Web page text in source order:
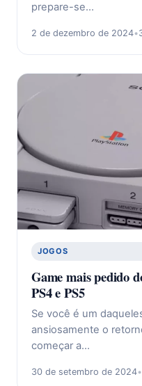
prepare-se…
2 de dezembro de 2024•
JOGOS
Game mais pedido
PS4 e PS5
Se você é um
ansiosamente o
começar a…
30 de setembro de 2024•